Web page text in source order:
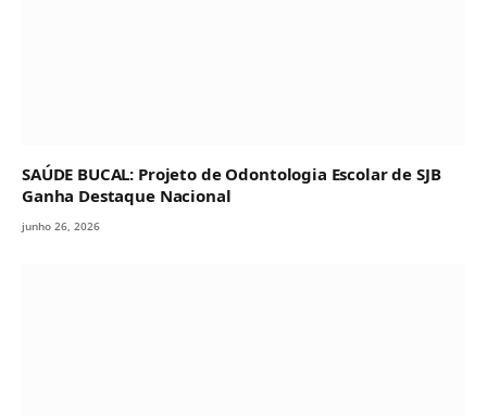
SAÚDE BUCAL: Projeto de Odontologia Escolar de SJB
Ganha Destaque Nacional
junho 26, 2026